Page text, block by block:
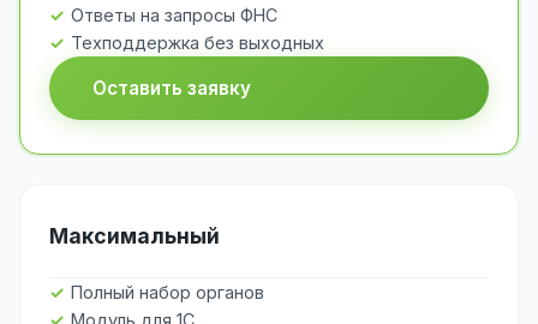
Ответы на запросы ФНС
Техподдержка без выходных
Оставить заявку
Максимальный
Полный набор органов